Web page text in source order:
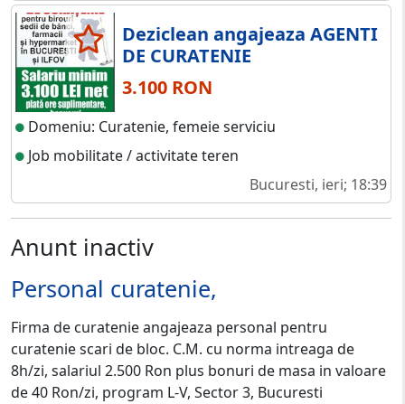
Deziclean angajeaza AGENTI
DE CURATENIE
3.100 RON
Domeniu: Curatenie, femeie serviciu
Job mobilitate / activitate teren
Bucuresti, ieri; 18:39
Anunt inactiv
Personal curatenie,
Firma de curatenie angajeaza personal pentru
curatenie scari de bloc. C.M. cu norma intreaga de
8h/zi, salariul 2.500 Ron plus bonuri de masa in valoare
de 40 Ron/zi, program L-V, Sector 3, Bucuresti